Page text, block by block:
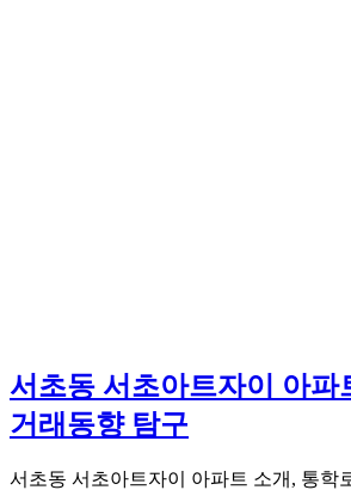
서초동 서초아트자이 아파
거래동향 탐구
서초동 서초아트자이 아파트 소개, 통학